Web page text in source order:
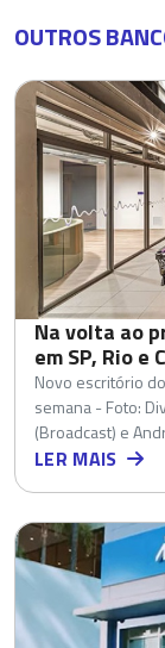
OUTROS
Na volta ao
em SP, Rio e
Novo escritório
semana - Foto:
(Broadcast) e
LER MAIS